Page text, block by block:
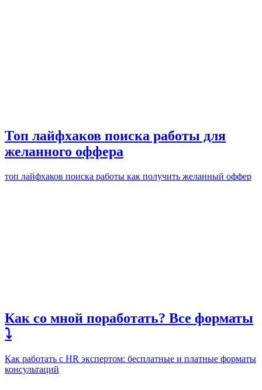
Топ лайфхаков поиска работы для
желанного оффера
топ лайфхаков поиска работы как получить желанный оффер
Как со мной поработать? Все форматы
⤵️
Как работать с HR экспертом: бесплатные и платные форматы
консультаций